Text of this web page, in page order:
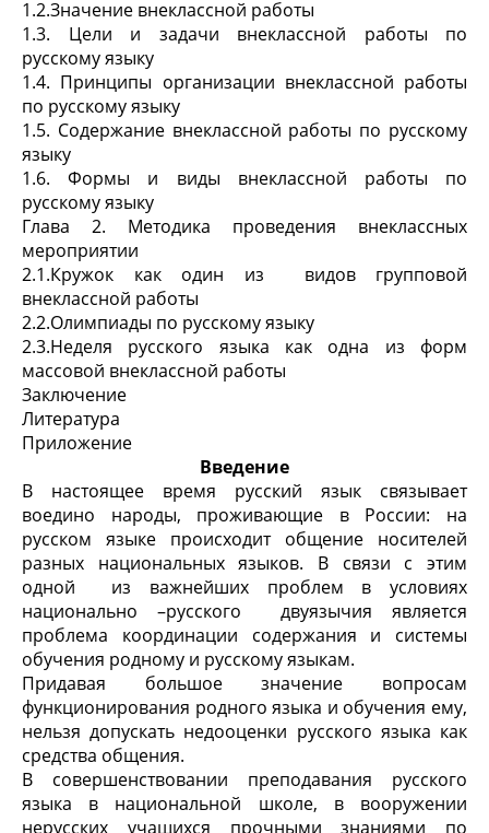
1.2.Значение внеклассной работы
1.3. Цели и задачи внеклассной работы по
русскому языку
1.4. Принципы организации внеклассной работы
по русскому языку
1.5. Содержание внеклассной работы по русскому
языку
1.6. Формы и виды внеклассной работы по
русскому языку
Глава 2. Методика проведения внеклассных
мероприятии
2.1.Кружок как один из видов групповой
внеклассной работы
2.2.Олимпиады по русскому языку
2.3.Неделя русского языка как одна из форм
массовой внеклассной работы
Заключение
Литература
Приложение
Введение
В настоящее время русский язык связывает
воедино народы, проживающие в России: на
русском языке происходит общение носителей
разных национальных языков. В связи с этим
одной из важнейших проблем в условиях
национально –русского двуязычия является
проблема координации содержания и системы
обучения родному и русскому языкам.
Придавая большое значение вопросам
функционирования родного языка и обучения ему,
нельзя допускать недооценки русского языка как
средства общения.
В совершенствовании преподавания русского
языка в национальной школе, в вооружении
нерусских уча­щихся прочными знаниями по